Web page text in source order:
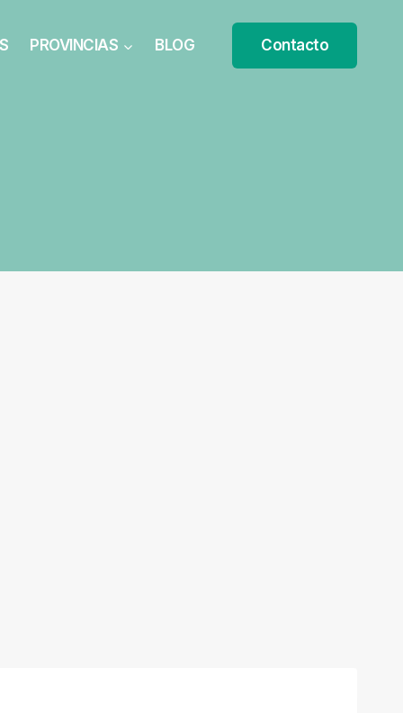
PROVINCIAS BLOG Contacto